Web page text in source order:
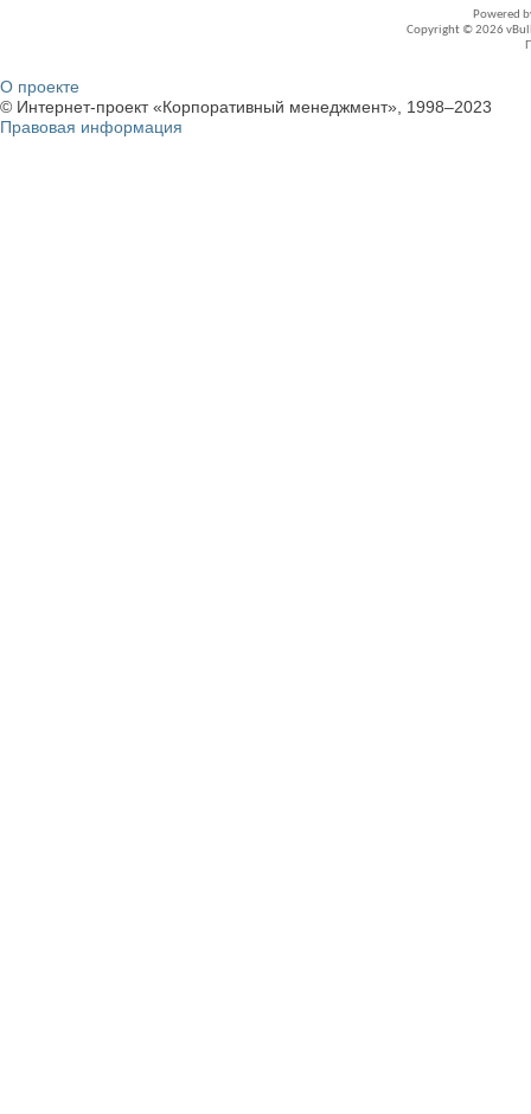
Powered
Copyright © 2026
О проекте
© Интернет-проект «Корпоративный менеджмент», 1998–2023
Правовая информация